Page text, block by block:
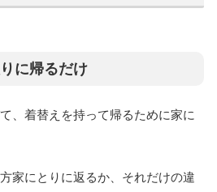
に帰るだけ
、着替えを持って帰るために家に
家にとりに返るか、それだけの違